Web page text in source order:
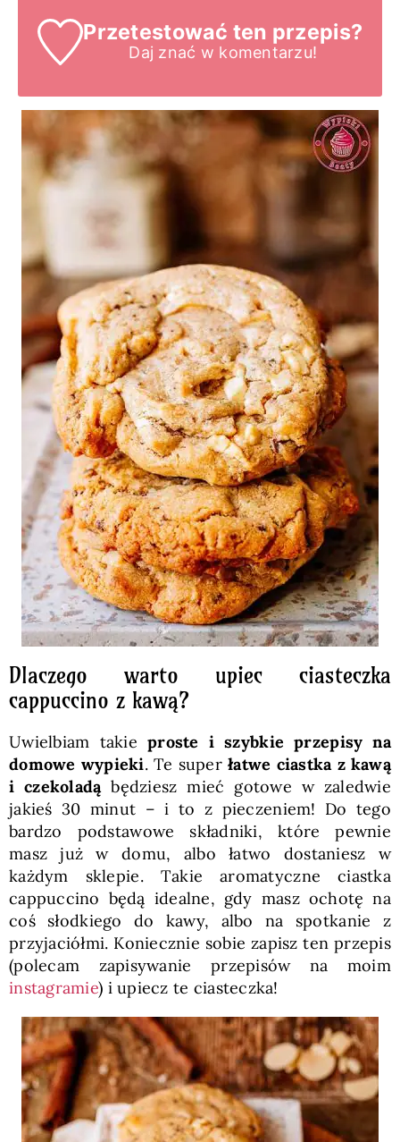
Przetestować ten przepis?
Daj znać w komentarzu!
Dlaczego warto upiec ciasteczka
cappuccino z kawą?
Uwielbiam takieproste i szybkie przepisy na
domowe wypieki. Te superłatwe ciastka z kawą
i czekoladą będziesz mieć gotowe w zaledwie
jakieś 30 minut – i to z pieczeniem! Do tego
bardzo podstawowe składniki, które pewnie
masz już w domu, albo łatwo dostaniesz w
każdym sklepie. Takie aromatyczne ciastka
cappuccino będą idealne, gdy masz ochotę na
coś słodkiego do kawy, albo na spotkanie z
przyjaciółmi. Koniecznie sobie zapisz ten przepis
(polecam zapisywanie przepisów na moim
instagramie) i upiecz te ciasteczka!